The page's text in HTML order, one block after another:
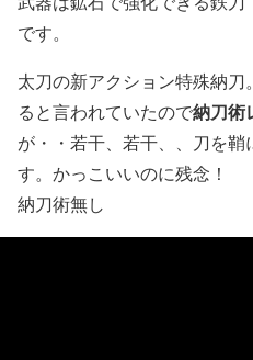
です。
太刀の新アクション特殊納
ると言われていたので納刀術
が・・若干、若干、、刀を鞘
す。かっこいいのに残念！
納刀術無し